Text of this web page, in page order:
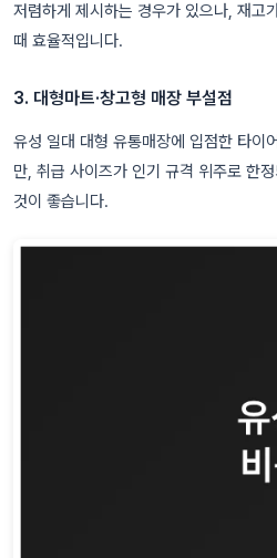
저렴하게 제시하는 경우가 있으나, 재고
때 효율적입니다.
3. 대형마트·창고형 매장 부설점
유성 일대 대형 유통매장에 입점한 타이
만, 취급 사이즈가 인기 규격 위주로 한
것이 좋습니다.